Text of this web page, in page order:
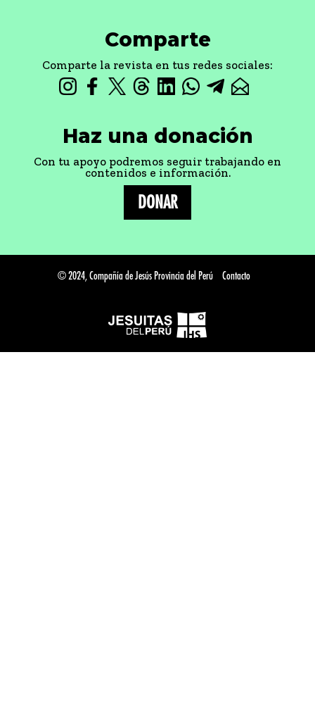
Comparte
Comparte la revista en tus redes sociales:
Haz una donación
Con tu apoyo podremos seguir trabajando en
contenidos e información.
DONAR
© 2024, Compañía de Jesús Provincia del Perú Contacto